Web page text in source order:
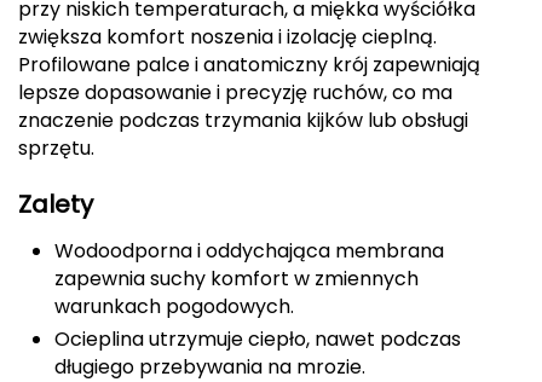
Deuter
Dolomite
E
EISBAR
ENERO
ENERO CAMP
ENERO PRO
przy niskich temperaturach, a miękka wyściółka
zwiększa komfort noszenia i izolację cieplną.
Profilowane palce i anatomiczny krój zapewniają
lepsze dopasowanie i precyzję ruchów, co ma
znaczenie podczas trzymania kijków lub obsługi
sprzętu.
Zalety
Wodoodporna i oddychająca membrana
zapewnia suchy komfort w zmiennych
warunkach pogodowych.
Ocieplina utrzymuje ciepło, nawet podczas
długiego przebywania na mrozie.